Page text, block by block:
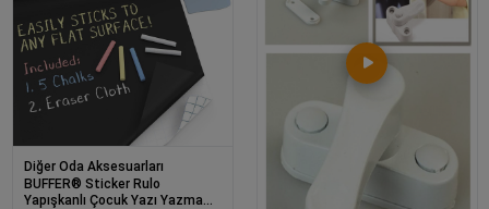
Diğer Oda Aksesuarları
BUFFER® Sticker Rulo
Yapışkanlı Çocuk Yazı Yazma